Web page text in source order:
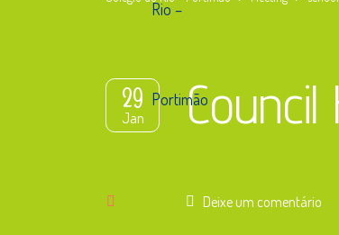
29
Jan
Deixe um comentário